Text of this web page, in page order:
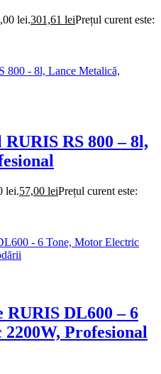
lei.301,61 leiPrețul curent este:
RS 800 – 8l,
lei.57,00 leiPrețul curent este:
RURIS DL600 – 6
Profesional